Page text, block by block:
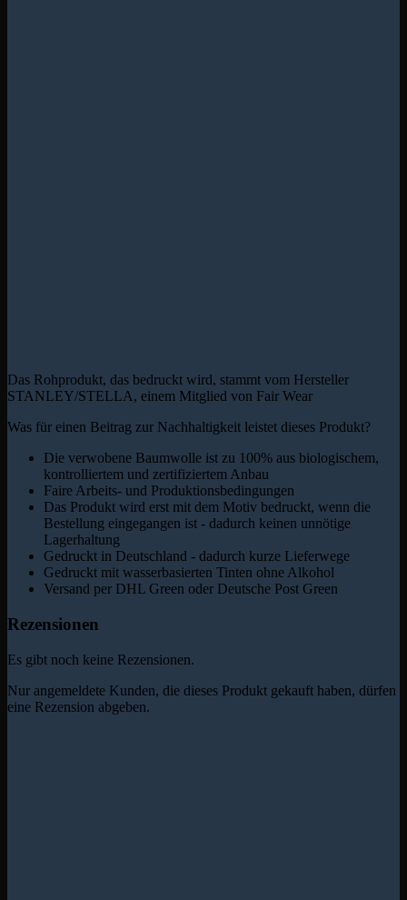
Das Rohprodukt, das bedruckt wird, stammt vom Hersteller
STANLEY/STELLA, einem Mitglied von Fair Wear
Was für einen Beitrag zur Nachhaltigkeit leistet dieses Produkt?
Die verwobene Baumwolle ist zu 100% aus biologischem,
kontrolliertem und zertifiziertem Anbau
Faire Arbeits- und Produktionsbedingungen
Das Produkt wird erst mit dem Motiv bedruckt, wenn die
Bestellung eingegangen ist - dadurch keinen unnötige
Lagerhaltung
Gedruckt in Deutschland - dadurch kurze Lieferwege
Gedruckt mit wasserbasierten Tinten ohne Alkohol
Versand per DHL Green oder Deutsche Post Green
Rezensionen
Es gibt noch keine Rezensionen.
Nur angemeldete Kunden, die dieses Produkt gekauft haben, dürfen
eine Rezension abgeben.